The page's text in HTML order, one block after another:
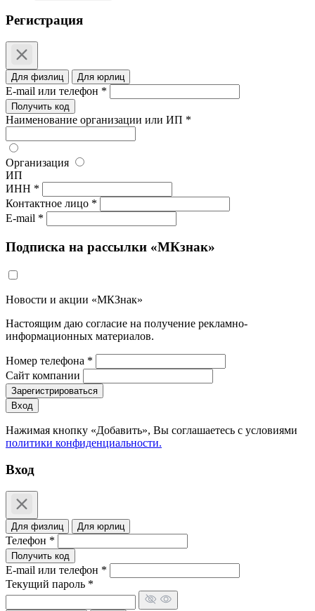
Регистрация
Для физлиц Для юрлиц
E-mail или телефон *
Получить код
Наименование организации или ИП *
Организация
ИП
ИНН *
Контактное лицо *
E-mail *
Подписка на рассылки «МКзнак»
Новости и акции «МКЗнак»
Настоящим даю согласие на получение рекламно-
информационных материалов.
Номер телефона *
Сайт компании
Зарегистрироваться
Вход
Нажимая кнопку «Добавить», Вы соглашаетесь c условиями
политики конфиденциальности.
Вход
Для физлиц Для юрлиц
Телефон *
Получить код
E-mail или телефон *
Текущий пароль *